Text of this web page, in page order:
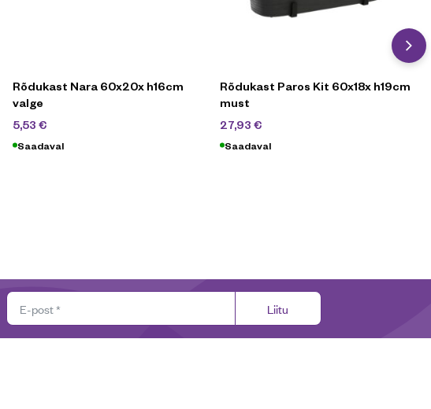
Rõdukast Nara 60x20x h16cm
valge
5,53 €
Saadaval
Rõdukast Paros Kit 60x18x h19cm
must
27,93 €
Saadaval
Liitu